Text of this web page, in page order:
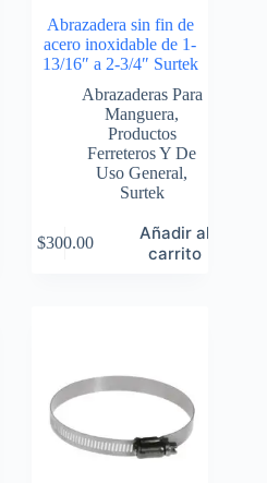
Abrazadera sin fin de
acero inoxidable de 1-
13/16″ a 2-3/4″ Surtek
Abrazaderas Para
Manguera,
Productos
Ferreteros Y De
Uso General,
Surtek
$300.00
Añadir al
carrito